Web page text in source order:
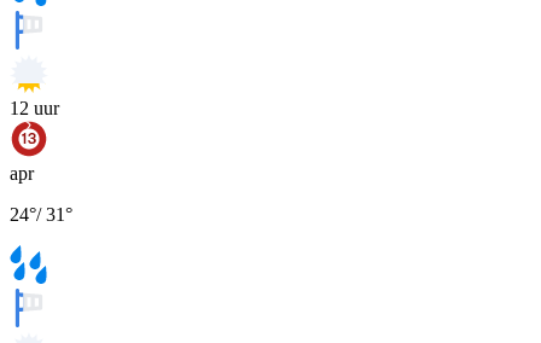
12 uur
apr
24°/31°